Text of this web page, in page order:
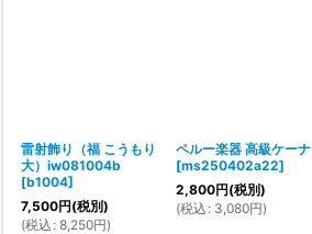
雷射飾り（福 こうもり
大）iw081004b
[b1004]
7,500円(税別)
(税込 : 8,250円)
ペルー楽器 高級ケーナ
[ms250402a22]
2,800円(税別)
(税込 : 3,080円)